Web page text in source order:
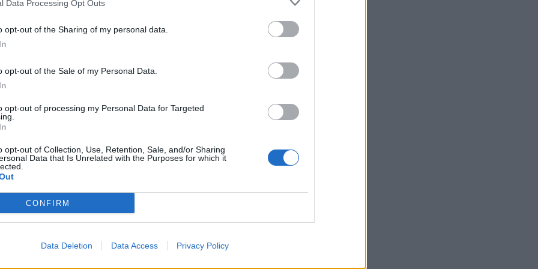
Data Processing Opt Outs
opt-out of the Sharing of my personal data.
opt-out of the Sale of my Personal Data.
opt-out of processing my Personal Data for Targeted
opt-out of Collection, Use, Retention, Sale, and/or Sharing
Data that Is Unrelated with the Purposes for which it
CONFIRM
Data Deletion Data Access Privacy Policy
isabel:Ma dobbiamo comunque andare avanti
15 Aprile alle ore 13:05·Ti stimo·Rispondi
1
nonnocucaracha Buon pomeriggio
15 Aprile alle ore 15:39
Celeste: